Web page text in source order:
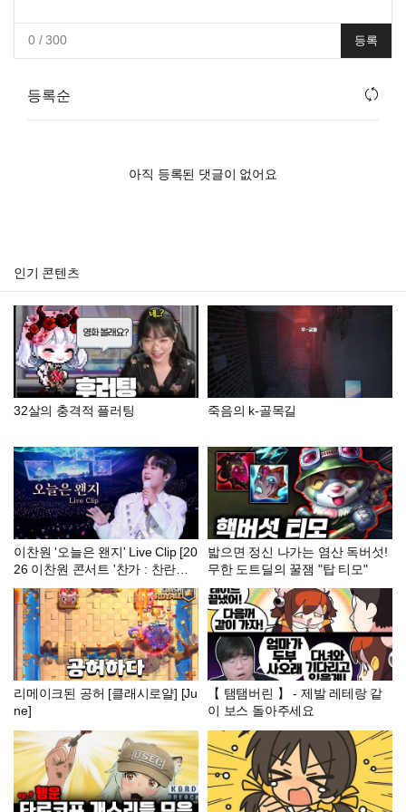
0/ 300 등록
등록순
아직 등록된 댓글이 없어요
인기 콘텐츠
32살의 충격적 플러팅 죽음의 k-골목길
이찬원 '오늘은 왠지' Live Clip [20
26 이찬원 콘서트 '찬가 : 찬란한
하루']
밟으면 정신 나가는 염산 독버섯!
무한 도트딜의 꿀잼 "탑 티모"
리메이크된 공허 [클래시로얄] [Ju
ne]
【 탬탬버린 】 - 제발 레테랑 같
이 보스 돌아주세요